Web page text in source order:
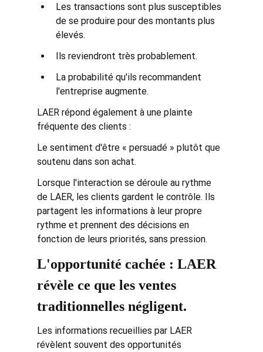
Les transactions sont plus susceptibles
de se produire pour des montants plus
élevés.
Ils reviendront très probablement.
La probabilité qu'ils recommandent
l'entreprise augmente.
LAER répond également à une plainte
fréquente des clients :
Le sentiment d'être « persuadé » plutôt que
soutenu dans son achat.
Lorsque l'interaction se déroule au rythme
de LAER, les clients gardent le contrôle. Ils
partagent les informations à leur propre
rythme et prennent des décisions en
fonction de leurs priorités, sans pression.
L'opportunité cachée : LAER
révèle ce que les ventes
traditionnelles négligent.
Les informations recueillies par LAER
révèlent souvent des opportunités